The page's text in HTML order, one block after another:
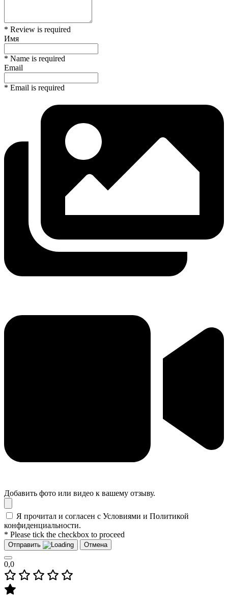
* Review is required
Имя
* Name is required
Email
* Email is required
Добавить фото или видео к вашему отзыву.
Я прочитал и согласен с Условиями и Политикой
конфиденциальности.
* Please tick the checkbox to proceed
Отправить Отмена
0,0